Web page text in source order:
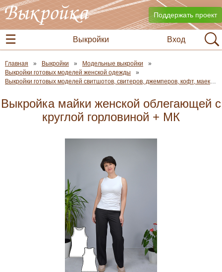
Поддержать проект
Вход
Выкройки
Главная Выкройки
Модельные выкройки
Выкройки готовых моделей женской одежды
Выкройки готовых моделей свитшотов, свитеров, джемперов, кофт, маек и футболок
Выкройка майки женской облегающей с
круглой горловиной + МК